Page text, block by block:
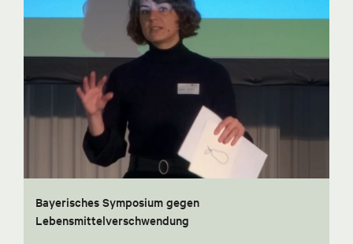
Bayerisches Symposium gegen
Lebensmittelverschwendung